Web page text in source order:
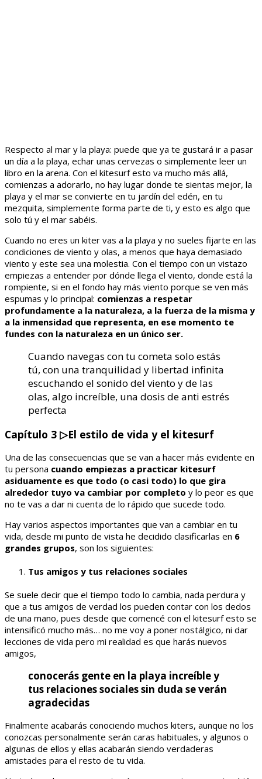
Respecto al mar y la playa: puede que ya te gustará ir a pasar
un día a la playa, echar unas cervezas o simplemente leer un
libro en la arena. Con el kitesurf esto va mucho más allá,
comienzas a adorarlo, no hay lugar donde te sientas mejor, la
playa y el mar se convierte en tu jardín del edén, en tu
mezquita, simplemente forma parte de ti, y esto es algo que
solo tú y el mar sabéis.
Cuando no eres un kiter vas a la playa y no sueles fijarte en las
condiciones de viento y olas, a menos que haya demasiado
viento y este sea una molestia. Con el tiempo con un vistazo
empiezas a entender por dónde llega el viento, donde está la
rompiente, si en el fondo hay más viento porque se ven más
espumas y lo principal: comienzas a respetar
profundamente a la naturaleza, a la fuerza de la misma y
a la inmensidad que representa, en ese momento te
fundes con la naturaleza en un único ser.
Cuando navegas con tu cometa solo estás
tú, con una tranquilidad y libertad infinita
escuchando el sonido del viento y de las
olas, algo increíble, una dosis de anti estrés
perfecta
Capítulo 3 ▷El estilo de vida y el kitesurf
Una de las consecuencias que se van a hacer más evidente en
tu persona cuando empiezas a practicar kitesurf
asiduamente es que todo (o casi todo) lo que gira
alrededor tuyo va cambiar por completo y lo peor es que
no te vas a dar ni cuenta de lo rápido que sucede todo.
Hay varios aspectos importantes que van a cambiar en tu
vida, desde mi punto de vista he decidido clasificarlas en 6
grandes grupos, son los siguientes:
Tus amigos y tus relaciones sociales
Se suele decir que el tiempo todo lo cambia, nada perdura y
que a tus amigos de verdad los pueden contar con los dedos
de una mano, pues desde que comencé con el kitesurf esto se
intensificó mucho más… no me voy a poner nostálgico, ni dar
lecciones de vida pero mi realidad es que harás nuevos
amigos,
conocerás gente en la playa increíble y
tus relaciones sociales sin duda se verán
agradecidas
Finalmente acabarás conociendo muchos kiters, aunque no los
conozcas personalmente serán caras habituales, y algunos o
algunas de ellos y ellas acabarán siendo verdaderas
amistades para el resto de tu vida.